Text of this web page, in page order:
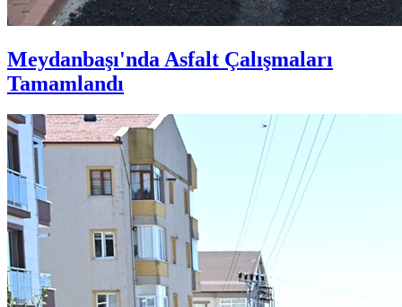
Meydanbaşı'nda Asfalt Çalışmaları
Tamamlandı